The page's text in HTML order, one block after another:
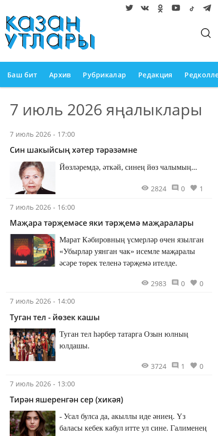
Баш бит Архив Рубрикалар Редакция
7 июль 2026 яңалыклары
7 июль 2026 - 17:00
Син шакыйсың хәтер тәрәзәмне
Йөзләремдә, әткәй, синең йөз чалымың...
2824 0 1
7 июль 2026 - 16:00
Маҗара тәрҗемәсе яки тәрҗемә маҗаралары
Марат Кәбировның үсмерләр өчен язылган
«Убырлар уянган чак» исемле маҗаралы
әсәре төрек теленә тәрҗемә ителде.
2983 0
0
7 июль 2026 - 14:00
Туган тел - йөзек кашы
Туган тел һәрбер татарга Озын юлның
юлдашы.
3724 1
0
7 июль 2026 - 13:00
Тирән яшеренгән сер (хикәя)
- Усал булса да, акыллы иде әниең. Үз
баласы кебек кабул итте ул сине. Галименең